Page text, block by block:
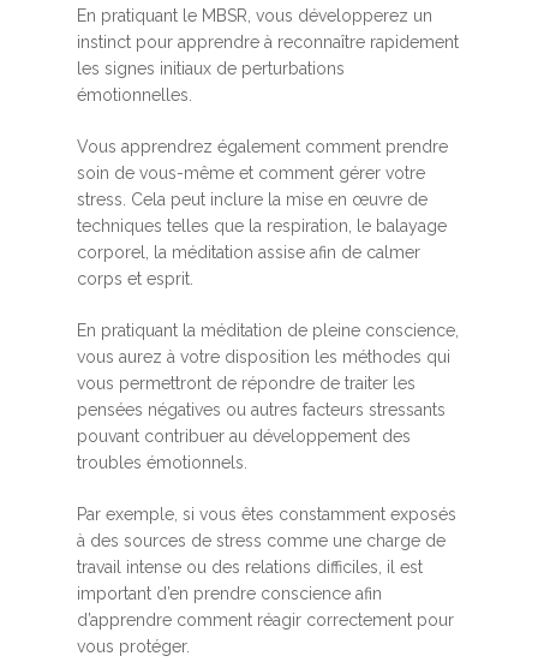
En pratiquant le MBSR, vous développerez un
instinct pour apprendre à reconnaître rapidement
les signes initiaux de perturbations
émotionnelles.
Vous apprendrez également comment prendre
soin de vous-même et comment gérer votre
stress. Cela peut inclure la mise en œuvre de
techniques telles que la respiration, le balayage
corporel, la méditation assise afin de calmer
corps et esprit.
En pratiquant la méditation de pleine conscience,
vous aurez à votre disposition les méthodes qui
vous permettront de répondre de traiter les
pensées négatives ou autres facteurs stressants
pouvant contribuer au développement des
troubles émotionnels.
Par exemple, si vous êtes constamment exposés
à des sources de stress comme une charge de
travail intense ou des relations difficiles, il est
important d’en prendre conscience afin
d’apprendre comment réagir correctement pour
vous protéger.